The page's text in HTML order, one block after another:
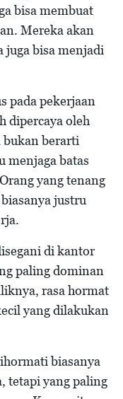
bisa membuat
Mereka akan
juga bisa menjadi
pada pekerjaan
dipercaya oleh
berarti
menjaga batas
yang tenang
justru
di kantor
paling dominan
rasa hormat
yang dilakukan
biasanya
tetapi yang paling